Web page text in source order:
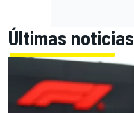
Últimas noticias